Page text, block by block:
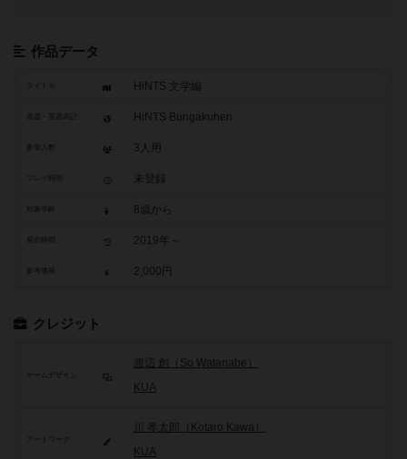
作品データ
タイトル HiNTS 文学編
HiNTS Bungakuhen
参加人数 3人用
未登録
8歳から
2019年～
2,000円
クレジット
渡辺 創（So Watanabe）
KUA
アートワーク
川 孝太郎（Kotaro Kawa）
KUA